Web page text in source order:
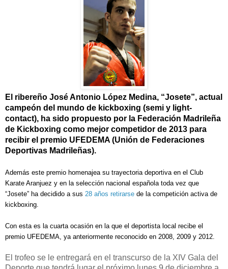
El ribereño José Antonio López Medina, “Josete”, actual
campeón del mundo de kickboxing (semi y light-
contact), ha sido propuesto por la Federación Madrileña
de Kickboxing como mejor competidor de 2013 para
recibir el premio UFEDEMA (Unión de Federaciones
Deportivas Madrileñas).
Además este premio homenajea su trayectoria deportiva en el Club
Karate Aranjuez y en la selección nacional española toda vez que
“Josete” ha decidido a sus 28 años retirarse de la competición activa de
kickboxing.
Con esta es la cuarta ocasión en la que el deportista local recibe el
premio UFEDEMA, ya anteriormente reconocido en 2008, 2009 y 2012.
El trofeo se le entregará en el transcurso de la XIV Gala del